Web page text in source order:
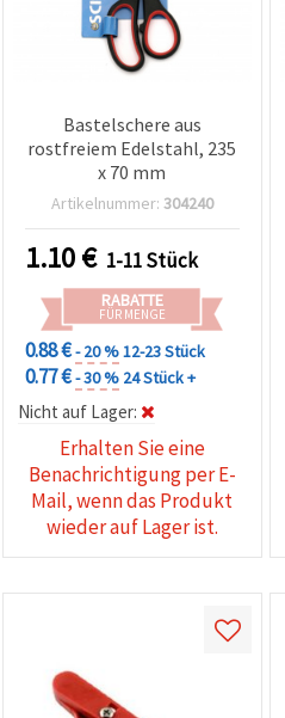
Bastelschere aus
rostfreiem Edelstahl, 235
x 70 mm
Artikelnummer: 304240
1.10€ 1-11 Stück
RABATTE
FÜR MENGE
0.88 €- 20 %12-23 Stück
0.77 €- 30 % 24 Stück +
Nicht auf Lager:
Erhalten Sie eine
Benachrichtigung per E-
Mail, wenn das Produkt
wieder auf Lager ist.